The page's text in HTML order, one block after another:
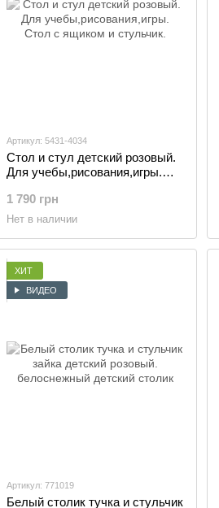
Артикул: 5431-4034
Стол и стул детский розовый.
Для учебы,рисования,игры.
Розовый
1 790 грн
Нет в наличии
ХИТ
ВИДЕО
Артикул: 771019
Белый столик тучка и стульчик